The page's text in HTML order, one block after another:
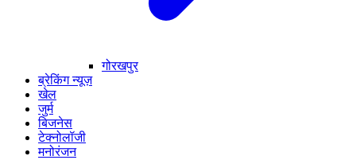
गोरखपुर
ब्रेकिंग न्यूज़
खेल
जुर्म
बिजनेस
टेक्नोलॉजी
मनोरंजन